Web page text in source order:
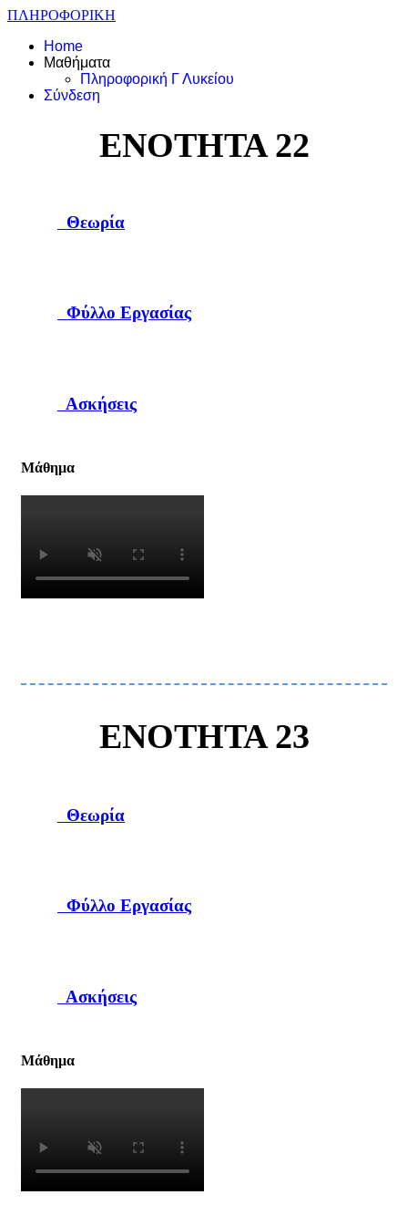
ΠΛΗΡΟΦΟΡΙΚΗ
Home
Μαθήματα
Πληροφορική Γ Λυκείου
Σύνδεση
ΕΝΟΤΗΤΑ 22
Θεωρία
Φύλλο Εργασίας
Ασκήσεις
Μάθημα
ΕΝΟΤΗΤΑ 23
Θεωρία
Φύλλο Εργασίας
Ασκήσεις
Μάθημα